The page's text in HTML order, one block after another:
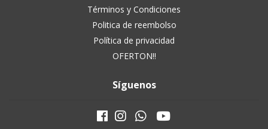
Términos y Condiciones
Politica de reembolso
Política de privacidad
OFERTON!!
Síguenos